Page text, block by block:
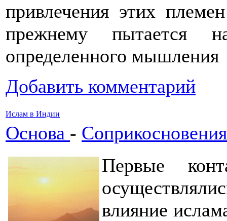
привлечения этих
прежнему пытается
определенного мышления
Добавить комментарий
Ислам в Индии
Основа -
Первые
влияние